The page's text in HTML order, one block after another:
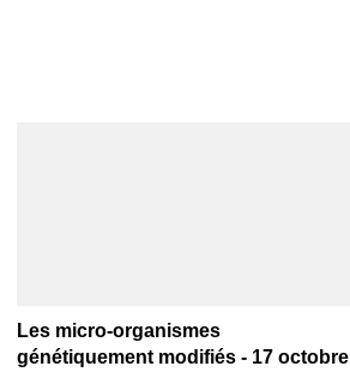
Les micro-organismes
génétiquement modifiés - 17 octobre